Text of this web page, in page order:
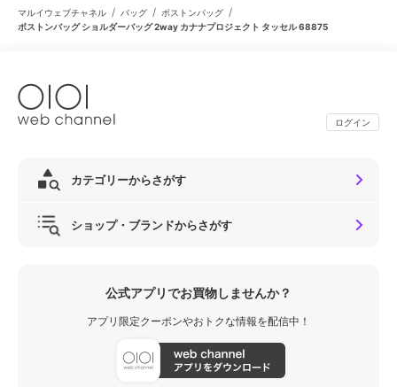
マルイウェブチャネル / バッグ / ボストンバッグ /
ボストンバッグ ショルダーバッグ 2way カナナプロジェクト タッセル 68875
ログイン
カテゴリーからさがす
ショップ・ブランドからさがす
公式アプリでお買物しませんか？
アプリ限定クーポンやおトクな情報を配信中！